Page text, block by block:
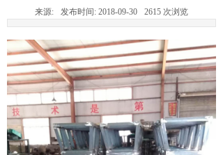
来源: 发布时间: 2018-09-30 2615 次浏览